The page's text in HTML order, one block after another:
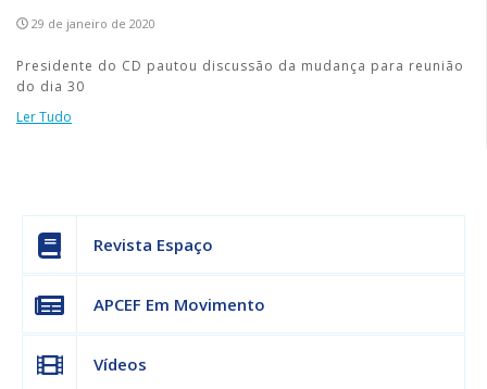
29 de janeiro de 2020
Presidente do CD pautou discussão da mudança para reunião
do dia 30
Ler Tudo
Revista Espaço
APCEF Em Movimento
Vídeos